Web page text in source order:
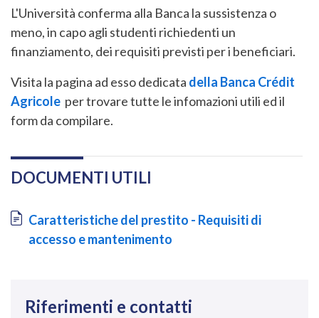
L'Università conferma alla Banca la sussistenza o
meno, in capo agli studenti richiedenti un
finanziamento, dei requisiti previsti per i beneficiari.
Visita la pagina ad esso dedicata della Banca Crédit
Agricole per trovare tutte le infomazioni utili ed il
form da compilare.
DOCUMENTI UTILI
Document
Caratteristiche del prestito - Requisiti di
accesso e mantenimento
Riferimenti e contatti